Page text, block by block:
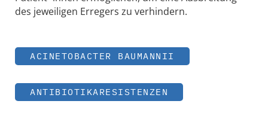
des jeweiligen Erregers zu verhindern.
ACINETOBACTER BAUMANNII
ANTIBIOTIKARESISTENZEN